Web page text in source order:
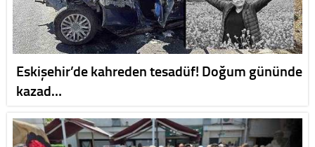
Eskişehir’de kahreden tesadüf! Doğum gününde
kazad…